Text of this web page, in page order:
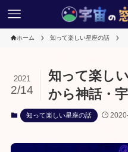
ホーム 知って楽しい星座の話
知って楽し
から神話・
2021
2/14
知って楽しい星座の話